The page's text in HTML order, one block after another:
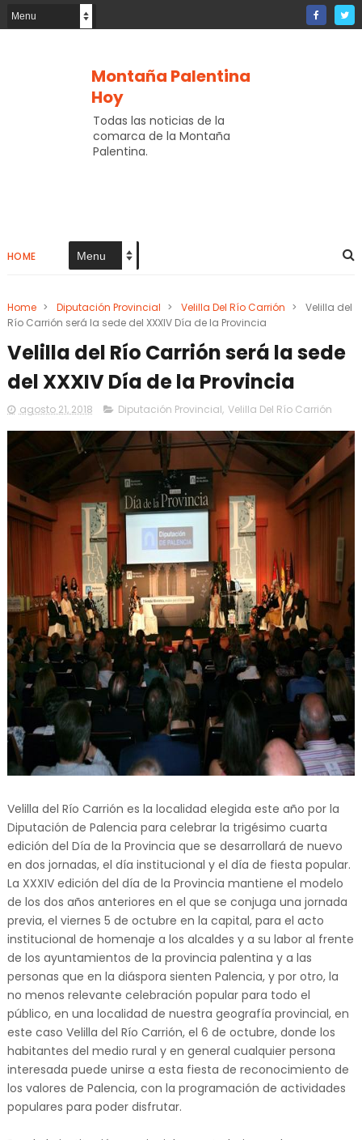
Montaña Palentina
Hoy
Todas las noticias de la
comarca de la Montaña
Palentina.
HOME
Home > Diputación Provincial > Velilla Del Río Carrión >
Velilla del
Río Carrión será la sede del XXXIV Día de la Provincia
Velilla del Río Carrión será la sede
del XXXIV Día de la Provincia
agosto 21, 2018 Diputación Provincial, Velilla Del Río Carrión
Velilla del Río Carrión es la localidad elegida este año por la
Diputación de Palencia para celebrar la trigésimo cuarta
edición del Día de la Provincia que se desarrollará de nuevo
en dos jornadas, el día institucional y el día de fiesta popular.
La XXXIV edición del día de la Provincia mantiene el modelo
de los dos años anteriores en el que se conjuga una jornada
previa, el viernes 5 de octubre en la capital, para el acto
institucional de homenaje a los alcaldes y a su labor al frente
de los ayuntamientos de la provincia palentina y a las
personas que en la diáspora sienten Palencia, y por otro, la
no menos relevante celebración popular para todo el
público, en una localidad de nuestra geografía provincial, en
este caso Velilla del Río Carrión, el 6 de octubre, donde los
habitantes del medio rural y en general cualquier persona
interesada puede unirse a esta fiesta de reconocimiento de
los valores de Palencia, con la programación de actividades
populares para poder disfrutar.